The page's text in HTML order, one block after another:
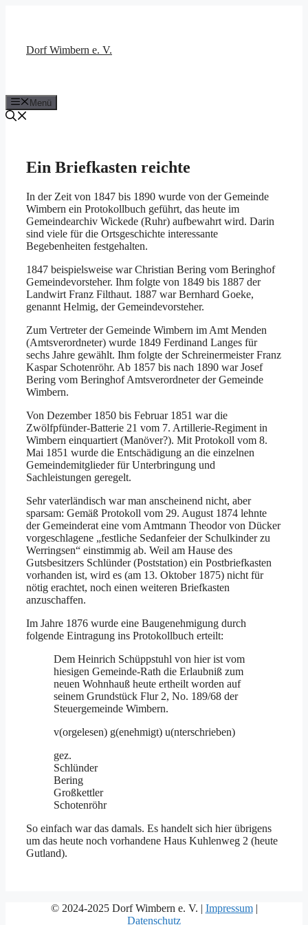
Dorf Wimbern e. V.
Menü
Ein Briefkasten reichte
In der Zeit von 1847 bis 1890 wurde von der Gemeinde
Wimbern ein Protokollbuch geführt, das heute im
Gemeindearchiv Wickede (Ruhr) aufbewahrt wird. Darin
sind viele für die Ortsgeschichte interessante
Begebenheiten festgehalten.
1847 beispielsweise war Christian Bering vom Beringhof
Gemeindevorsteher. Ihm folgte von 1849 bis 1887 der
Landwirt Franz Filthaut. 1887 war Bernhard Goeke,
genannt Helmig, der Gemeindevorsteher.
Zum Vertreter der Gemeinde Wimbern im Amt Menden
(Amtsverordneter) wurde 1849 Ferdinand Langes für
sechs Jahre gewählt. Ihm folgte der Schreinermeister Franz
Kaspar Schotenröhr. Ab 1857 bis nach 1890 war Josef
Bering vom Beringhof Amtsverordneter der Gemeinde
Wimbern.
Von Dezember 1850 bis Februar 1851 war die
Zwölfpfünder-Batterie 21 vom 7. Artillerie-Regiment in
Wimbern einquartiert (Manöver?). Mit Protokoll vom 8.
Mai 1851 wurde die Entschädigung an die einzelnen
Gemeindemitglieder für Unterbringung und
Sachleistungen geregelt.
Sehr vaterländisch war man anscheinend nicht, aber
sparsam: Gemäß Protokoll vom 29. August 1874 lehnte
der Gemeinderat eine vom Amtmann Theodor von Dücker
vorgeschlagene „festliche Sedanfeier der Schulkinder zu
Werringsen“ einstimmig ab. Weil am Hause des
Gutsbesitzers Schlünder (Poststation) ein Postbriefkasten
vorhanden ist, wird es (am 13. Oktober 1875) nicht für
nötig erachtet, noch einen weiteren Briefkasten
anzuschaffen.
Im Jahre 1876 wurde eine Baugenehmigung durch
folgende Eintragung ins Protokollbuch erteilt:
Dem Heinrich Schüppstuhl von hier ist vom
hiesigen Gemeinde-Rath die Erlaubniß zum
neuen Wohnhauß heute ertheilt worden auf
seinem Grundstück Flur 2, No. 189/68 der
Steuergemeinde Wimbern.
v(orgelesen) g(enehmigt) u(nterschrieben)
gez.
Schlünder
Bering
Großkettler
Schotenröhr
So einfach war das damals. Es handelt sich hier übrigens
um das heute noch vorhandene Haus Kuhlenweg 2 (heute
Gutland).
© 2024-2025 Dorf Wimbern e. V. | Impressum|
Datenschutz